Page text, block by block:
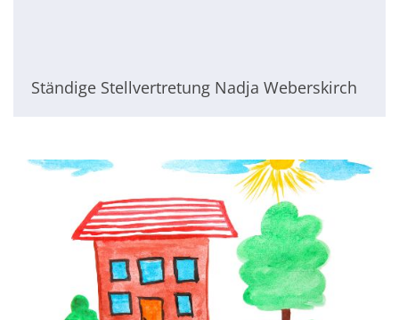
Ständige Stellvertretung Nadja Weberskirch